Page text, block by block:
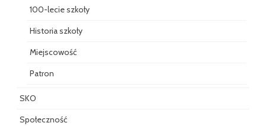
100-lecie szkoły
Historia szkoły
Miejscowość
Patron
SKO
Społeczność